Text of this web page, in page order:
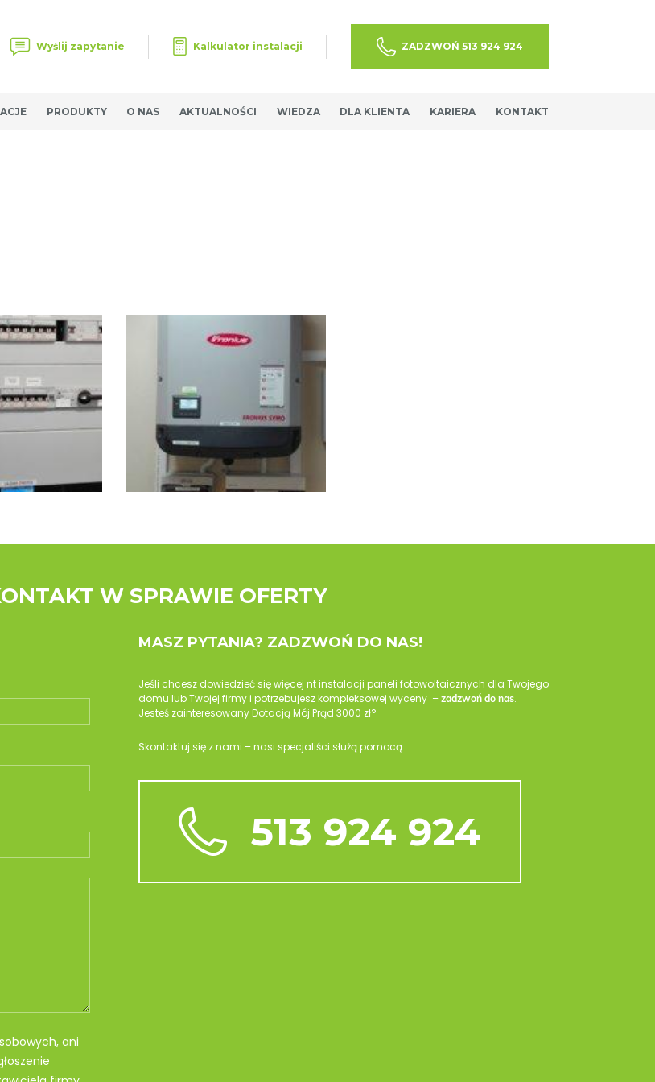
Wyślij zapytanie Kalkulator instalacji ZADZWOŃ 513 924 924
PRODUKTY O NAS AKTUALNOŚCI WIEDZA DLA KLIENTA KARIERA KONTAKT
W SPRAWIE OFERTY
ani
MASZ PYTANIA? ZADZWOŃ DO NAS!
Jeśli chcesz dowiedzieć się więcej nt instalacji paneli fotowoltaicznych dla Twojego
domu lub Twojej firmy i potrzebujesz kompleksowej wyceny – zadzwoń do nas.
Jesteś zainteresowany Dotacją Mój Prąd 3000 zł?
Skontaktuj się z nami – nasi specjaliści służą pomocą.
513 924 924